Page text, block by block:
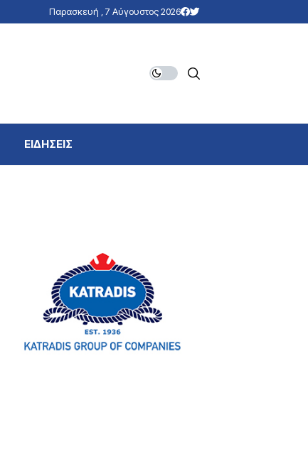
Παρασκευή , 7 Αύγουστος 2026
ΕΙΔΗΣΕΙΣ